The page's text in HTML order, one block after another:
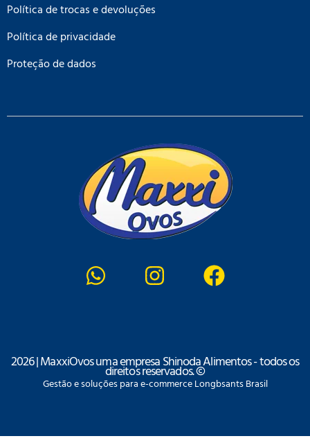
Política de trocas e devoluções
Política de privacidade
Proteção de dados
2026 | MaxxiOvos uma empresa Shinoda Alimentos - todos os
direitos reservados. ©
Gestão e soluções para e-commerce Longbsants Brasil